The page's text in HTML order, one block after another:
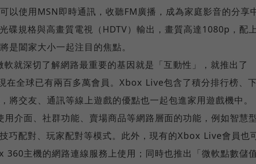
以使用MSN即時通訊，收聽FM廣播，成為家庭影音的分享
碟規格與高畫質電視（HDTV）輸出，畫質高達1080p，配
是闔家大小一起注目的焦點。
就深切了解網路最重要的基因就是「互動性」，就推出了
在全球已有兩百多萬會員。Xbox Live包含了積分排行榜、下
將交友、通訊等線上遊戲的優點也一起包進家用遊戲機中。
介面、社群功能、賣場商品等網路層面的功能，例如智慧型
巧配對、玩家配對等模式。此外，現有的Xbox Live會員也
360主機的網路連線服務上使用；同時也推出「微軟點數儲